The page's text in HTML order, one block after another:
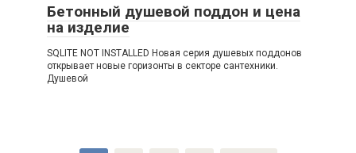
Бетонный душевой поддон и цена
на изделие
SQLITE NOT INSTALLED Новая серия душевых поддонов
открывает новые горизонты в секторе сантехники.
Душевой